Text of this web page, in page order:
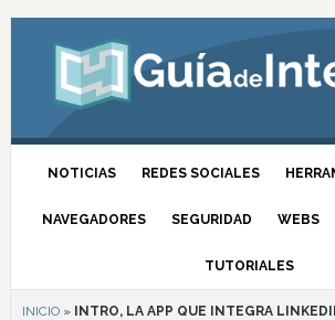
NOTICIAS REDES SOCIALES
NAVEGADORES SEGURIDAD WEBS
TUTORIALES
INICIO»
INTRO, LA APP QUE INTEGRA